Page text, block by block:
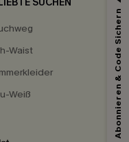
Waist
Weiß
Abonnieren & Code Sichern